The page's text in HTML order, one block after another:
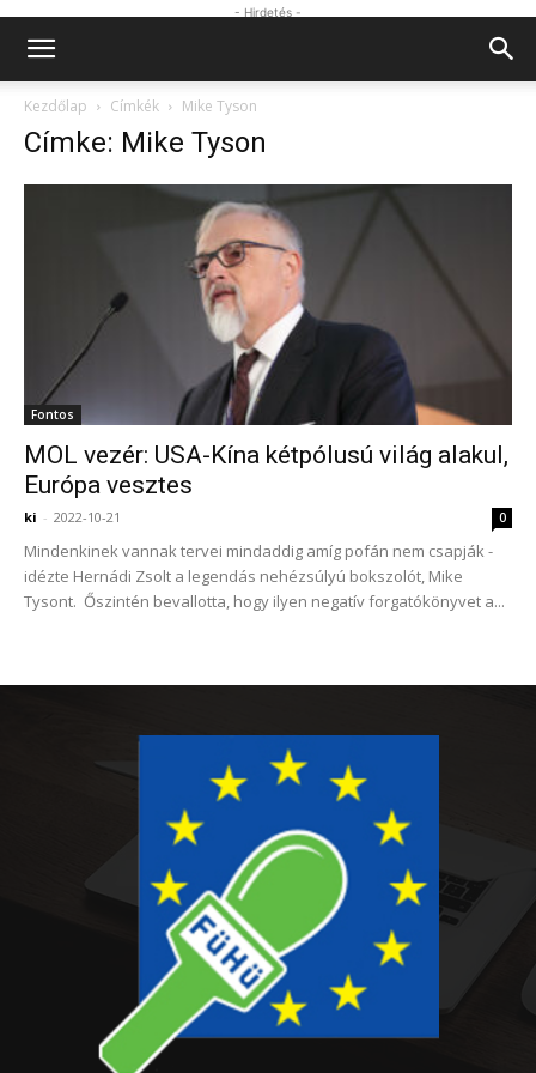
- Hirdetés -
Kezdőlap Címkék Mike Tyson
Címke: Mike Tyson
Fontos
MOL vezér: USA-Kína kétpólusú világ alakul,
Európa vesztes
ki - 2022-10-21 0
Mindenkinek vannak tervei mindaddig amíg pofán nem csapják -
idézte Hernádi Zsolt a legendás nehézsúlyú bokszolót, Mike
Tysont. Őszintén bevallotta, hogy ilyen negatív forgatókönyvet a...